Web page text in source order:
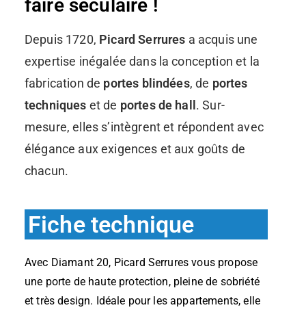
faire séculaire !
Depuis 1720, Picard Serrures a acquis une
expertise inégalée dans la conception et la
fabrication de portes blindées, de portes
techniques et de portes de hall . Sur-
mesure, elles s’intègrent et répondent avec
élégance aux exigences et aux goûts de
chacun.
Fiche technique
Avec Diamant 20, Picard Serrures vous propose
une porte de haute protection, pleine de sobriété
et très design. Idéale pour les appartements, elle